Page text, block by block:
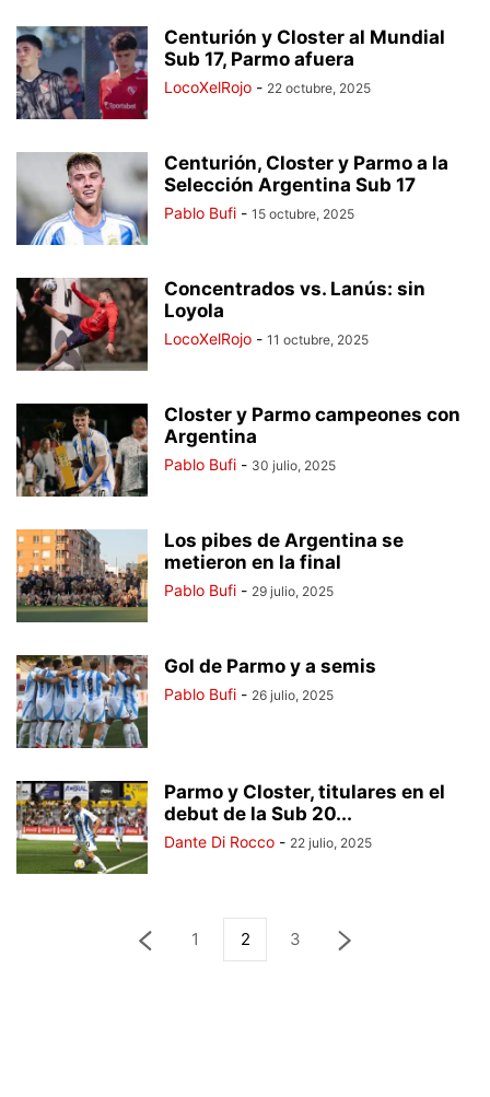
Centurión y Closter al Mundial
Sub 17, Parmo afuera
LocoXelRojo - 22 octubre, 2025
Centurión, Closter y Parmo a la
Selección Argentina Sub 17
Pablo Bufi - 15 octubre, 2025
Concentrados vs. Lanús: sin
Loyola
LocoXelRojo - 11 octubre, 2025
Closter y Parmo campeones con
Argentina
Pablo Bufi - 30 julio, 2025
Los pibes de Argentina se
metieron en la final
Pablo Bufi - 29 julio, 2025
Gol de Parmo y a semis
Pablo Bufi - 26 julio, 2025
Parmo y Closter, titulares en el
debut de la Sub 20...
Dante Di Rocco - 22 julio, 2025
1 2 3